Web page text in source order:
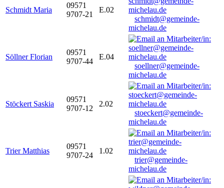
Schmidt Maria
09571
9707-21
E.02
schmidt@gemeinde-
michelau.de
Söllner Florian
09571
9707-44
E.04
soellner@gemeinde-
michelau.de
Stöckert Saskia
09571
9707-12
2.02
stoeckert@gemeinde-
michelau.de
Trier Matthias
09571
9707-24
1.02
trier@gemeinde-
michelau.de